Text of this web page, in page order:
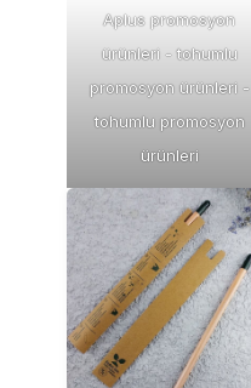
Aplus promosyon
ürünleri - tohumlu
promosyon ürünleri -
tohumlu promosyon
ürünleri